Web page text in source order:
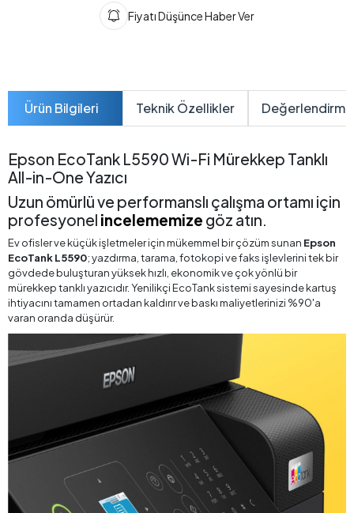
Fiyatı Düşünce Haber Ver
Ürün Bilgileri Teknik Özellikler
Epson EcoTank L5590 Wi-Fi Mürekkep Tanklı
All-in-One Yazıcı
Uzun ömürlü ve performanslı çalışma ortamı için
profesyonel incelememize göz atın.
Ev ofisler ve küçük işletmeler için mükemmel bir çözüm sunan Epson
EcoTank L5590; yazdırma, tarama, fotokopi ve faks işlevlerini tek bir
gövdede buluşturan yüksek hızlı, ekonomik ve çok yönlü bir
mürekkep tanklı yazıcıdır. Yenilikçi EcoTank sistemi sayesinde kartuş
ihtiyacını tamamen ortadan kaldırır ve baskı maliyetlerinizi %90'a
varan oranda düşürür.